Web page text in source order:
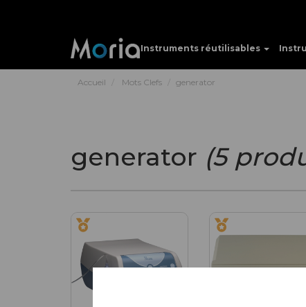
Instruments réutilisables
Accueil Mots Clefs generator
generator (5